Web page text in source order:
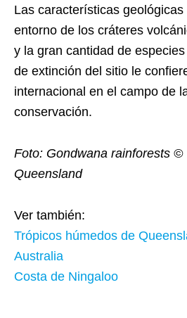
Las características geológicas
entorno de los cráteres
y la gran cantidad de
de extinción del sitio le
internacional en el campo de
conservación.
Foto: Gondwana rainforests ©
Queensland
Ver también:
Trópicos húmedos de
Australia
Costa de Ningaloo